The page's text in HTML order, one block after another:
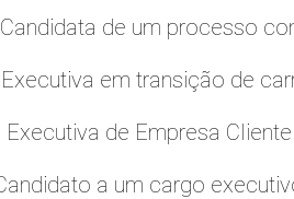
de um processo
em transição de
de Empresa
a um cargo